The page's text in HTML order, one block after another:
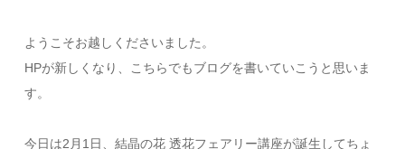
ようこそお越しくださいました。
HPが新しくなり、こちらでもブログを書いていこうと思いま
す。
今日は2月1日、結晶の花 透花フェアリー講座が誕生してちょ